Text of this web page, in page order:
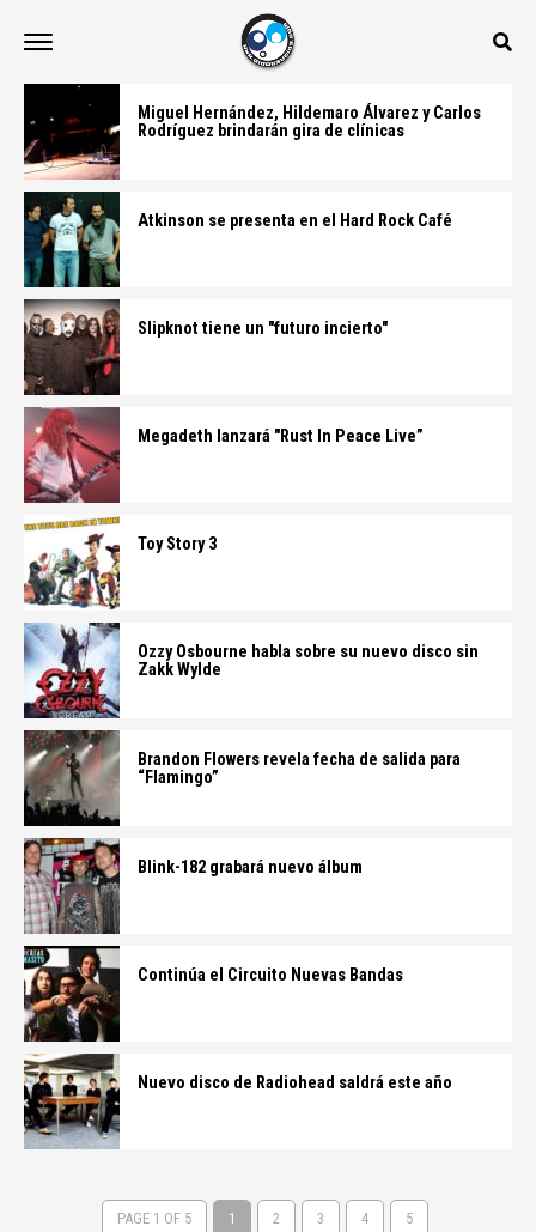
Miguel Hernández, Hildemaro Álvarez y Carlos
Rodríguez brindarán gira de clínicas
Atkinson se presenta en el Hard Rock Café
Slipknot tiene un "futuro incierto"
Megadeth lanzará "Rust In Peace Live”
Toy Story 3
Ozzy Osbourne habla sobre su nuevo disco sin
Zakk Wylde
Brandon Flowers revela fecha de salida para
“Flamingo”
Blink-182 grabará nuevo álbum
Continúa el Circuito Nuevas Bandas
Nuevo disco de Radiohead saldrá este año
PAGE 1 OF 5 1 2 3 4 5